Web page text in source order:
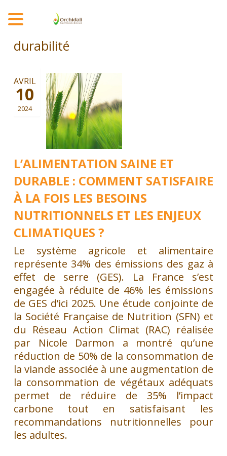
durabilité
L’ALIMENTATION SAINE ET
DURABLE : COMMENT SATISFAIRE
À LA FOIS LES BESOINS
NUTRITIONNELS ET LES ENJEUX
CLIMATIQUES ?
AVRIL
10
2024
Le système agricole et alimentaire
représente 34% des émissions des gaz à
effet de serre (GES). La France s’est
engagée à réduite de 46% les émissions
de GES d’ici 2025. Une étude conjointe de
la Société Française de Nutrition (SFN) et
du Réseau Action Climat (RAC) réalisée
par Nicole Darmon a montré qu’une
réduction de 50% de la consommation de
la viande associée à une augmentation de
la consommation de végétaux adéquats
permet de réduire de 35% l’impact
carbone tout en satisfaisant les
recommandations nutritionnelles pour
les adultes.